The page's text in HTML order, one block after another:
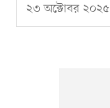
২৩ অক্টোবর ২০২৫